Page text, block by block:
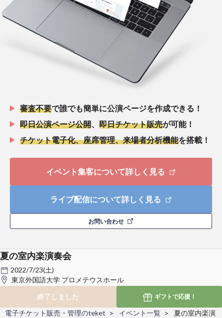
審査不要で誰でも簡単に公演ページを作成できる！
即日公演ページ公開
即日チケット販売が可能！
チケット電子化、座席管理、来場者分析機能を搭載！
イベント集客について詳しく見る
ライブ配信について詳しく見る
お問い合わせ
夏の室内楽演奏会
2022/7/23(土)
東京外国語大学 プロメテウスホール
終了しました
ギフトで応援！
電子チケット販売・管理のteket イベント一覧
夏の室内楽演